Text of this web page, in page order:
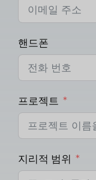
핸드폰
프로젝트
지리적 범위